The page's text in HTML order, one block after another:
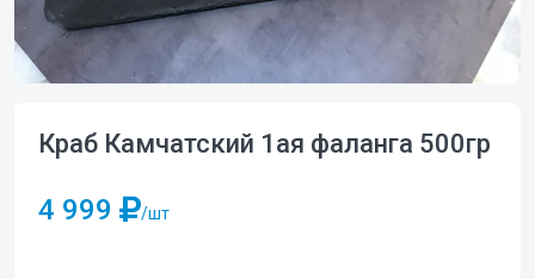
Краб Камчатский 1ая фаланга 500гр
4 999 /шт